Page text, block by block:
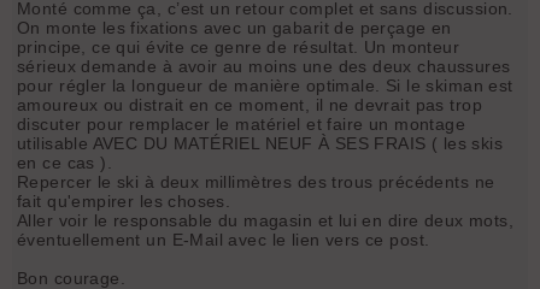
Monté comme ça, c’est un retour complet et sans discussion.
On monte les fixations avec un gabarit de perçage en
principe, ce qui évite ce genre de résultat. Un monteur
sérieux demande à avoir au moins une des deux chaussures
pour régler la longueur de manière optimale. Si le skiman est
amoureux ou distrait en ce moment, il ne devrait pas trop
discuter pour remplacer le matériel et faire un montage
utilisable AVEC DU MATÉRIEL NEUF À SES FRAIS ( les skis
en ce cas ).
Repercer le ski à deux millimètres des trous précédents ne
fait qu'empirer les choses.
Aller voir le responsable du magasin et lui en dire deux mots,
éventuellement un E-Mail avec le lien vers ce post.
Bon courage.